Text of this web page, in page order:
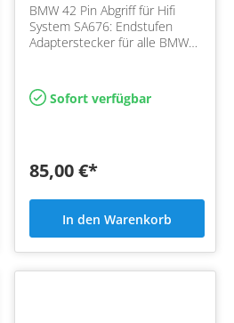
BMW 42 Pin Abgriff für Hifi
System SA676: Endstufen
Adapterstecker für alle BMW
der original Endstufe
Sofort verfügbar
85,00 €*
In den Warenkorb